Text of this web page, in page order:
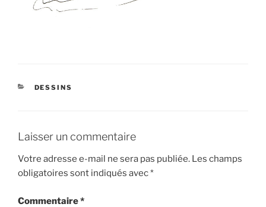
CATÉGORIES
DESSINS
Laisser un commentaire
Votre adresse e-mail ne sera pas publiée. Les champs
obligatoires sont indiqués avec*
Commentaire*